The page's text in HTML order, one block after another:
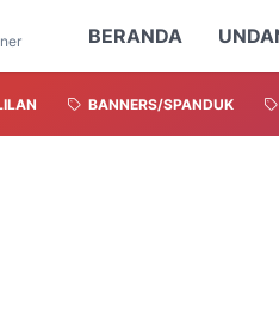
BERANDA
BANNERS/SPANDUK